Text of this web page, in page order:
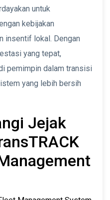
untuk
kebijakan
insentif lokal. Dengan
yang tepat,
pemimpin dalam transisi
yang lebih bersih
Jejak